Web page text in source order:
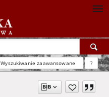
Wyszukiwanie zaawansowane ?